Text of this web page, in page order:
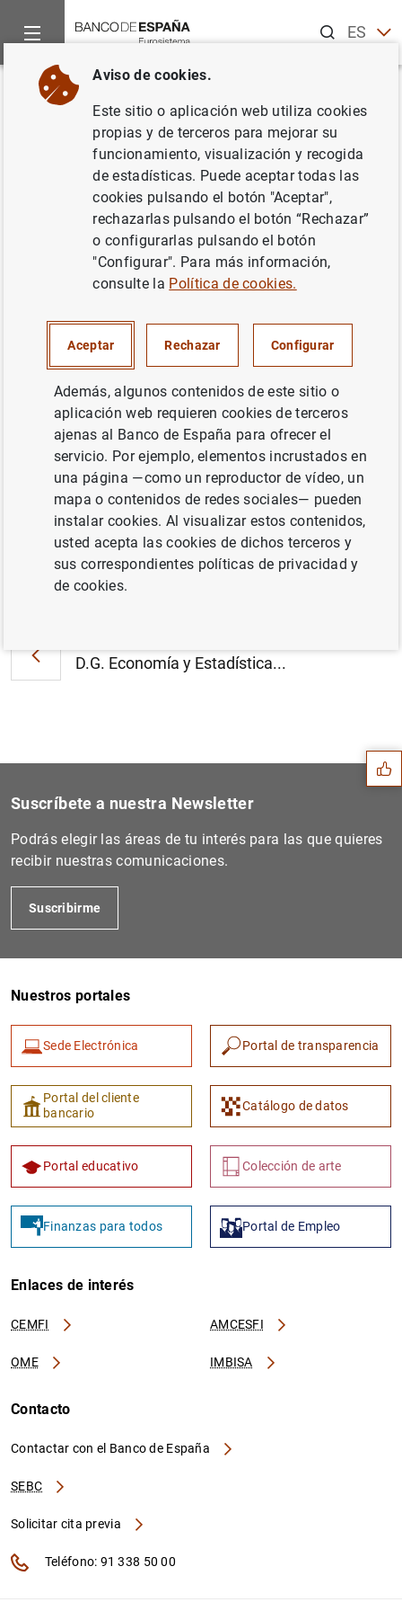
ESEN
Inicio Noticias y eventos
Volver
D.G. Economía y Estadística.
Instituto de Estudios
Económicos. Evolución reciente
de la economía española y
perspectivas en el corto plazo
D.G. Economía y Estadística. Instituto de
Estudios Económicos. Evolución reciente de
la economía española y perspectivas en el
corto plazo (1MB)
D.G. Economía y Estadística...
Siguiente
D.G. Economic, Statistics a...
Sugerencias
1 2
Suscríbete a nuestra Newsletter
Podrás elegir las áreas de tu interés para las que quieres
recibir nuestras comunicaciones.
Suscribirme
Nuestros portales
Sede Electrónica Portal de transparencia
Portal del cliente
bancario
Catálogo de datos
Portal educativo Colección de arte
Finanzas para todos Portal de Empleo
Enlaces de interés
CEMFI AMCESFI
OME IMBISA
Contacto
Contactar con el Banco de España
SEBC
Solicitar cita previa
Teléfono: 91 338 50 00
Aviso de cookies.
Este sitio o aplicación web utiliza cookies
propias y de terceros para mejorar su
funcionamiento, visualización y recogida
de estadísticas. Puede aceptar todas las
cookies pulsando el botón "Aceptar",
rechazarlas pulsando el botón “Rechazar”
o configurarlas pulsando el botón
"Configurar". Para más información,
consulte la Política de cookies.
Aceptar Rechazar Configurar
Además, algunos contenidos de este sitio o
aplicación web requieren cookies de terceros
ajenas al Banco de España para ofrecer el
servicio. Por ejemplo, elementos incrustados en
una página —como un reproductor de vídeo, un
mapa o contenidos de redes sociales— pueden
instalar cookies. Al visualizar estos contenidos,
usted acepta las cookies de dichos terceros y
sus correspondientes políticas de privacidad y
de cookies.